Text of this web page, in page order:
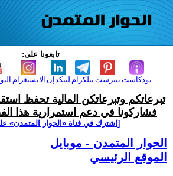
تابعونا على:
الانستغرام لينكدإن تيلكرامبنترست بودكاست
تبرعاتكم وتبرعاتكن المالية تحفظ
فشاركونا في دعم استمرارية هذا
[اشترك في قناة ‫«الحوار المتمدن»
الحوار المتمدن - موبايل
الموقع الرئيسي